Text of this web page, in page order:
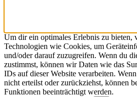
Um dir ein optimales Erlebnis zu bieten,
Technologien wie Cookies, um
und/oder darauf zuzugreifen. Wenn du
zustimmst, können wir Daten wie das
IDs auf dieser Website verarbeiten.
nicht erteilst oder zurückziehst, können
Funktionen beeinträchtigt werden.